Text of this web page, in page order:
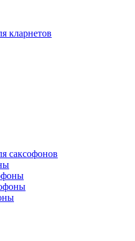
кларнетов
саксофонов